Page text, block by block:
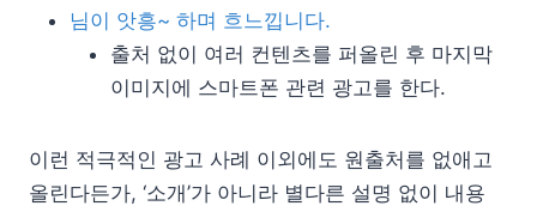
님이 앗흥~ 하며 흐느낍니다.
출처 없이 여러 컨텐츠를 퍼올린 후 마지막
이미지에 스마트폰 관련 광고를 한다.
이런 적극적인 광고 사례 이외에도 원출처를 없애고
올린다든가, ‘소개’가 아니라 별다른 설명 없이 내용